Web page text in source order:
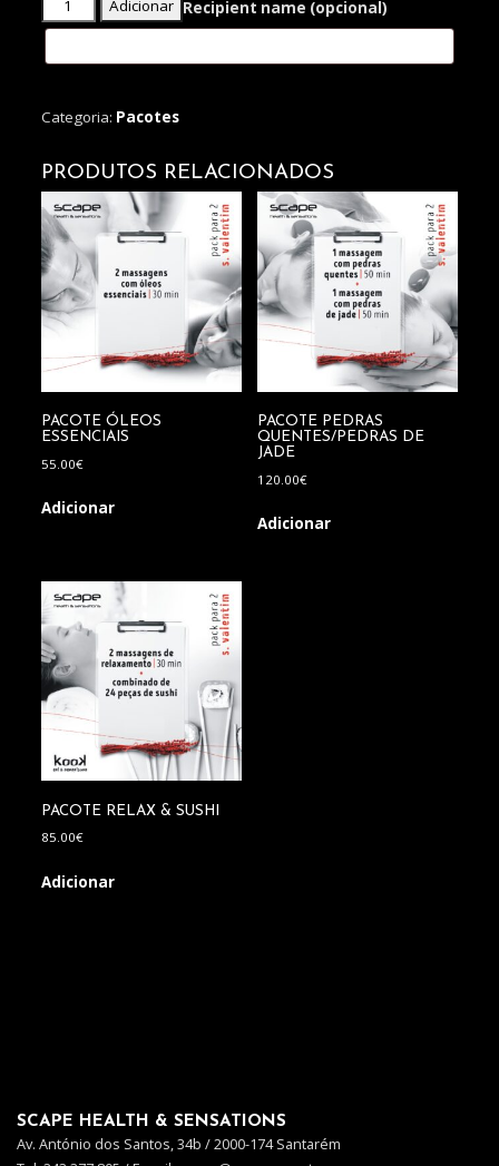
de
Adicionar Recipient name (opcional)
Categoria: Pacotes
PRODUTOS RELACIONADOS
PACOTE ÓLEOS
ESSENCIAIS
55.00€
Adicionar
PACOTE PEDRAS
QUENTES/PEDRAS DE
JADE
120.00€
Adicionar
PACOTE RELAX & SUSHI
85.00€
Adicionar
SCAPE HEALTH & SENSATIONS
Av. António dos Santos, 34b / 2000-174 Santarém